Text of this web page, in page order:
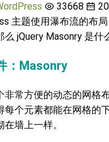
33668
主题使用瀑布流的布
jQuery Masonry 是什
：Masonry
非常方便的动态的网格
每个元素都能在网格的
墙上一样。